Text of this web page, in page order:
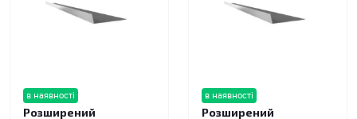
в наявності
Розширений
в наявності
Розширений